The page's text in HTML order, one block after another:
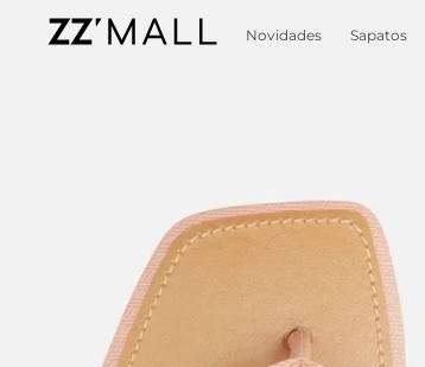
Novidades Sapatos